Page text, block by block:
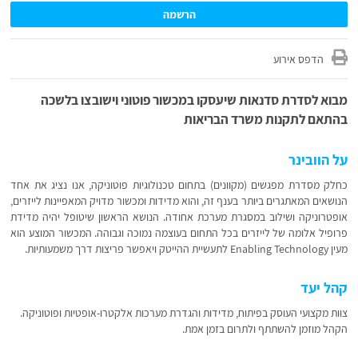
הרשמה
הדפס אירוע
מבוא לסדרת סדנאות שיעסקו במכשור פוטוני וישובצו בלשכה
בהתאם לתקנות משרד הבריאות
על הוובינר
כחלק מסדרת מפגשים (מקוונים) בתחום טכנולוגיות פוטוניקה, אנו נציג את אחד
הנושאים המאתגרים ביותר בענף זה, והוא מדידות ומכשור מדויק המאפיינות לייזרים,
אופטרוניקה ושילוב במסגרת מערכת אחודה. הנושא הראשון שיטופל יהיה מדידת
פרופיל אלומה של לייזרים בכל התחום בעוצמה נמוכה וגבוהה. המכשור המוצע הוא
מעין Enabling Technology לתעשיית ההייטק ויאפשר פריצות דרך משמעותיות.
קהל יעד
צוות מקצועי העוסק בפיתוח, מדידות והגדרת מערכות אלקטרו-אופטיות ופוטוניקה.
הקהל מוזמן להשתתף ולתרום בזמן אמת.